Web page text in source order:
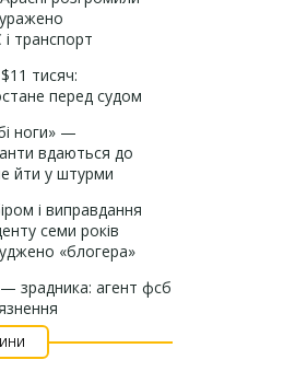
уражено
транспорт
тисяч:
перед судом
ноги» —
вдаються до
йти у штурми
і виправдання
семи років
«блогера»
зрадника: агент фсб